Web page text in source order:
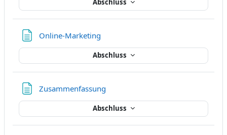
Abschluss
Online-Marketing
Abschluss
Zusammenfassung
Abschluss